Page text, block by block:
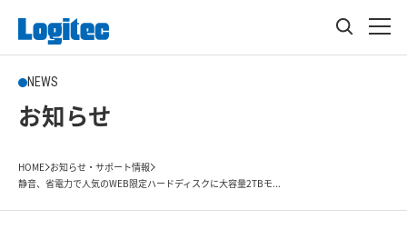
NEWS
お知らせ
HOME お知らせ・サポート情報
静音、省電力で人気のWEB限定ハードディスクに大容量2TBモ...